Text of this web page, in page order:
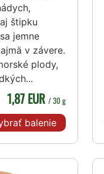
štipku
jemne
v závere.
plody,
1,87 EUR / 30 g
balenie